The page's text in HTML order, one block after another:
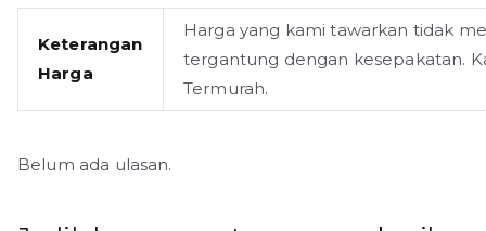
Keterangan
Harga
Harga yang kami tawarkan tidak
tergantung dengan kesepakatan.
Termurah.
Belum ada ulasan.